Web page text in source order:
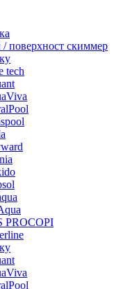
поверхност скиммер
tech
PROCOPI